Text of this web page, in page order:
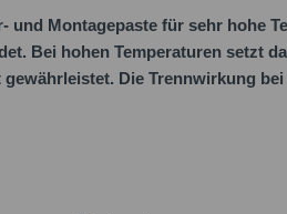
und Montagepaste für sehr hohe
Bei hohen Temperaturen setzt
Die Trennwirkung